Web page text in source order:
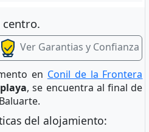
centro.
Ver Garantias y Confianza
en Conil de la Frontera
, se encuentra al final de
del alojamiento: